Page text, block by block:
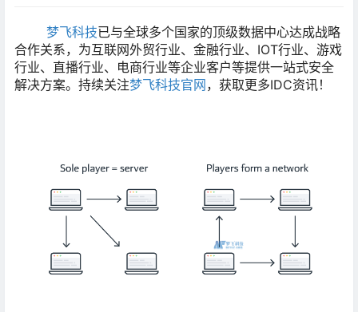
梦飞科技已与全球多个国家的顶级数据中心达成战略
合作关系，为互联网外贸行业、金融行业、IOT行业、游戏
行业、直播行业、电商行业等企业客户等提供一站式安全
解决方案。持续关注梦飞科技官网 ，获取更多IDC资讯！